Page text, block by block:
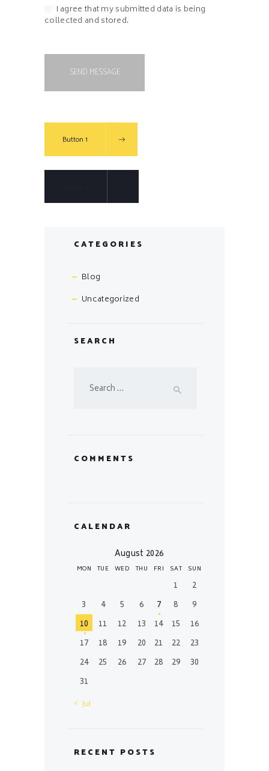
I agree that my submitted data is being
collected and stored.
Button 1
CATEGORIES
Blog
Uncategorized
SEARCH
COMMENTS
CALENDAR
August 2026
MON TUE WED THU FRI SAT SUN
1
2
3
4 5 6 7 8
9
10
11 12 13 14 15
16
17
18 19 20 21 22
23
24
25 26 27 28 29
30
31
« Jul
RECENT POSTS